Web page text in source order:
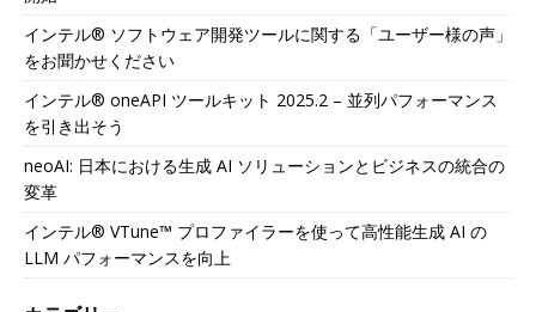
インテル® ソフトウェア開発ツールに関する「ユーザー様の声」
をお聞かせください
インテル® oneAPI ツールキット 2025.2 – 並列パフォーマンス
を引き出そう
neoAI: 日本における生成 AI ソリューションとビジネスの統合の
変革
インテル® VTune™ プロファイラーを使って高性能生成 AI の
LLM パフォーマンスを向上